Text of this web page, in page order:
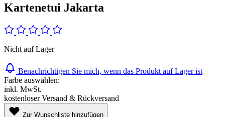
Kartenetui Jakarta
Nicht auf Lager
Benachrichtigen Sie mich, wenn das Produkt auf Lager ist
Farbe auswählen:
inkl. MwSt.
kostenloser Versand & Rückversand
Zur Wunschliste hinzufügen